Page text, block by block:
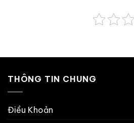
THÔNG TIN CHUNG
Điều Khoản